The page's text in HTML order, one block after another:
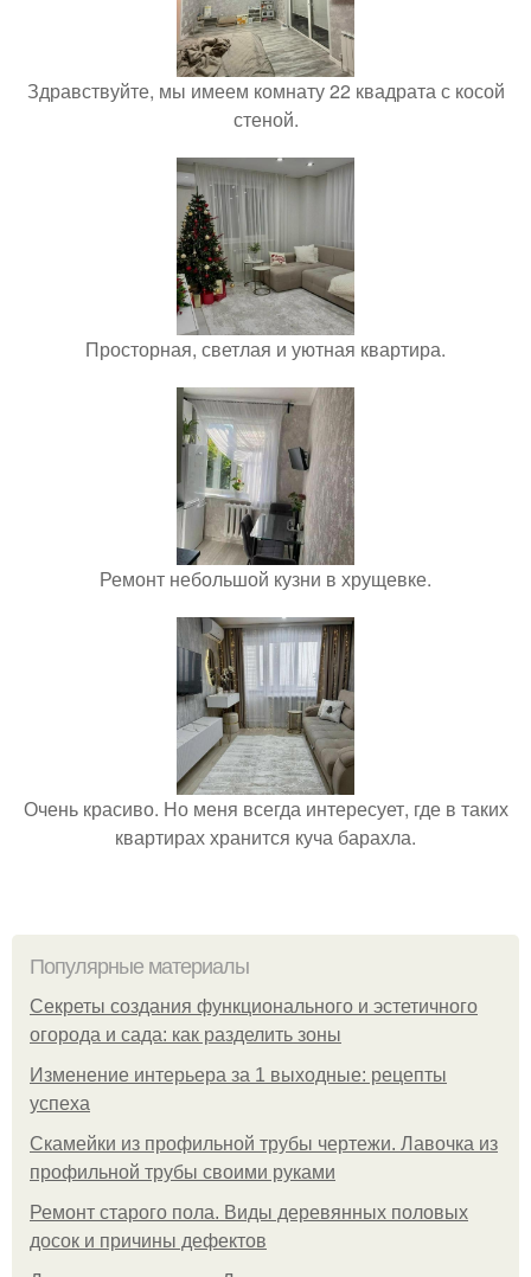
Здравствуйте, мы имеем комнату 22 квадрата с косой
стеной.
Просторная, светлая и уютная квартира.
Ремонт небольшой кузни в хрущевке.
Очень красиво. Но меня всегда интересует, где в таких
квартирах хранится куча барахла.
Популярные материалы
Секреты создания функционального и эстетичного
огорода и сада: как разделить зоны
Изменение интерьера за 1 выходные: рецепты
успеха
Скамейки из профильной трубы чертежи. Лавочка из
профильной трубы своими руками
Ремонт старого пола. Виды деревянных половых
досок и причины дефектов